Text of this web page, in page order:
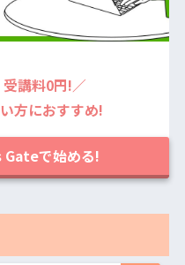
講料0円!／
方におすすめ!
で始める!